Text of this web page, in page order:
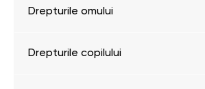
Drepturile omului
Drepturile copilului